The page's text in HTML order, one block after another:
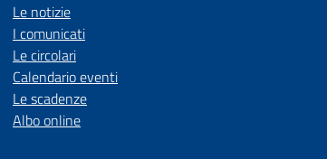
Le notizie
I comunicati
Le circolari
Calendario eventi
Le scadenze
Albo online